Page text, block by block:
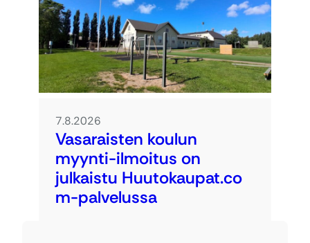
7.8.2026
Vasaraisten koulun
myynti-ilmoitus on
julkaistu Huutokaupat.co
m-palvelussa